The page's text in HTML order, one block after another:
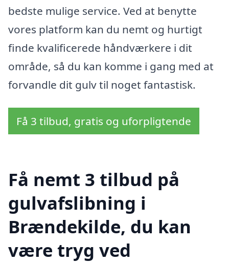
bedste mulige service. Ved at benytte
vores platform kan du nemt og hurtigt
finde kvalificerede håndværkere i dit
område, så du kan komme i gang med at
forvandle dit gulv til noget fantastisk.
Få 3 tilbud, gratis og uforpligtende
Få nemt 3 tilbud på
gulvafslibning i
Brændekilde, du kan
være tryg ved